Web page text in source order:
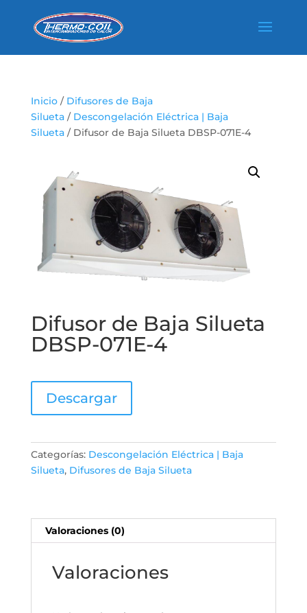
Inicio/ Difusores de Baja
Silueta/ Descongelación Eléctrica | Baja
Silueta/ Difusor de Baja Silueta DBSP-071E-4
Difusor de Baja Silueta
DBSP-071E-4
Descargar
Categorías: Descongelación Eléctrica | Baja
Silueta, Difusores de Baja Silueta
Valoraciones (0)
Valoraciones